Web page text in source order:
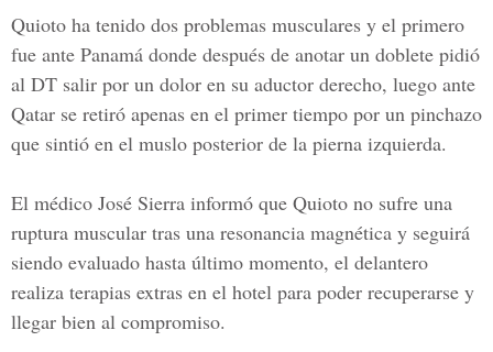
Quioto ha tenido dos problemas musculares y el primero
fue ante Panamá donde después de anotar un doblete pidió
al DT salir por un dolor en su aductor derecho, luego ante
Qatar se retiró apenas en el primer tiempo por un pinchazo
que sintió en el muslo posterior de la pierna izquierda.
El médico José Sierra informó que Quioto no sufre una
ruptura muscular tras una resonancia magnética y seguirá
siendo evaluado hasta último momento, el delantero
realiza terapias extras en el hotel para poder recuperarse y
llegar bien al compromiso.